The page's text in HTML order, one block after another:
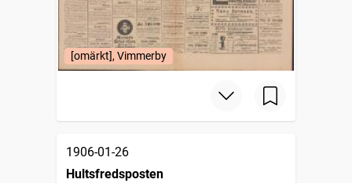
[omärkt], Vimmerby
1906-01-26
Hultsfredsposten